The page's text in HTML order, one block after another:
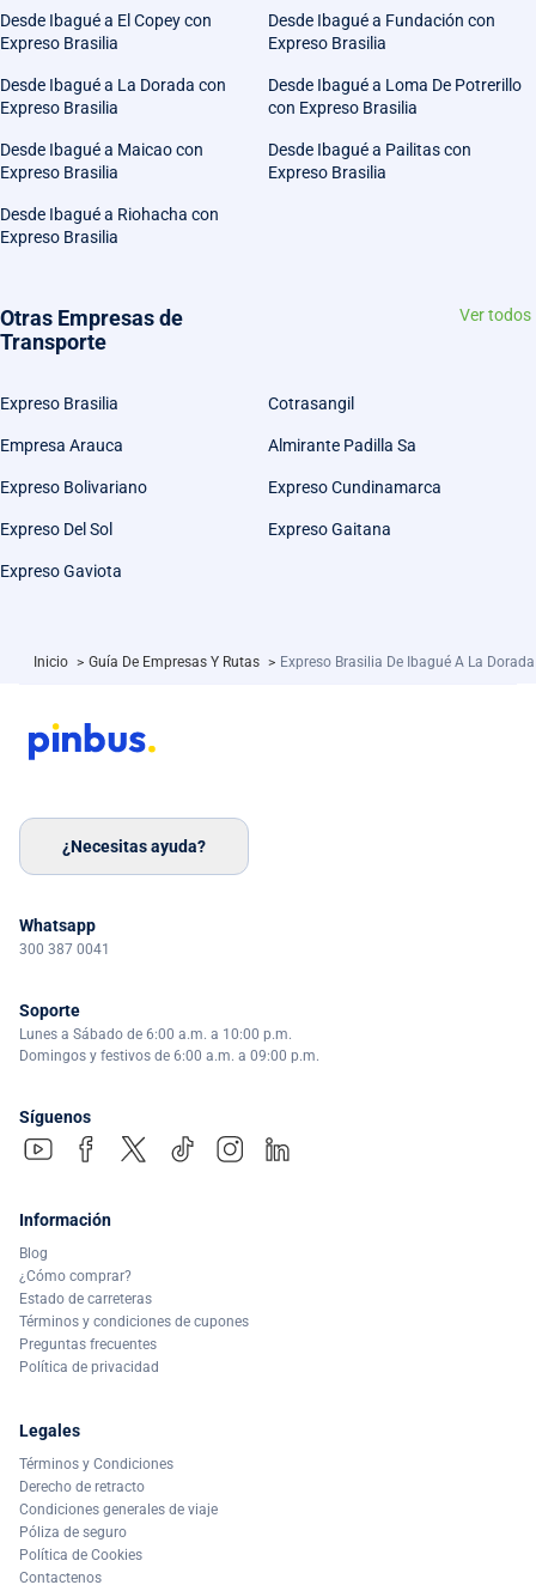
Desde Ibagué a El Copey con
Expreso Brasilia
Desde Ibagué a Fundación con
Expreso Brasilia
Desde Ibagué a La Dorada con
Expreso Brasilia
Desde Ibagué a Loma De Potrerillo
con Expreso Brasilia
Desde Ibagué a Maicao con
Expreso Brasilia
Desde Ibagué a Pailitas con
Expreso Brasilia
Desde Ibagué a Riohacha con
Expreso Brasilia
Otras Empresas de
Transporte
Ver todos
Expreso Brasilia Cotrasangil
Empresa Arauca Almirante Padilla Sa
Expreso Bolivariano Expreso Cundinamarca
Expreso Del Sol Expreso Gaitana
Expreso Gaviota
Inicio > Guía De Empresas Y Rutas > Expreso Brasilia De Ibagué A La Dorada
¿Necesitas ayuda?
Whatsapp
300 387 0041
Soporte
Lunes a Sábado de 6:00 a.m. a 10:00 p.m.
Domingos y festivos de 6:00 a.m. a 09:00 p.m.
Síguenos
Información
Blog
¿Cómo comprar?
Estado de carreteras
Términos y condiciones de cupones
Preguntas frecuentes
Política de privacidad
Legales
Términos y Condiciones
Derecho de retracto
Condiciones generales de viaje
Póliza de seguro
Política de Cookies
Contactenos